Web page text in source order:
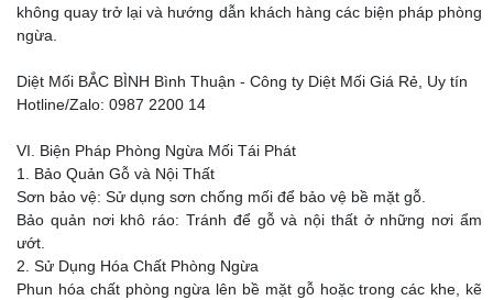
không quay trở lại và hướng dẫn khách hàng các biện pháp phòng
ngừa.
Diệt Mối BẮC BÌNH Bình Thuận - Công ty Diệt Mối Giá Rẻ, Uy tín
Hotline/Zalo: 0987 2200 14
VI. Biện Pháp Phòng Ngừa Mối Tái Phát
1. Bảo Quản Gỗ và Nội Thất
Sơn bảo vệ: Sử dụng sơn chống mối để bảo vệ bề mặt gỗ.
Bảo quản nơi khô ráo: Tránh để gỗ và nội thất ở những nơi ẩm
ướt.
2. Sử Dụng Hóa Chất Phòng Ngừa
Phun hóa chất phòng ngừa lên bề mặt gỗ hoặc trong các khe, kẽ